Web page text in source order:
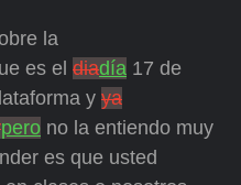
la
es el diadía 17 de
y ya
pero no la entiendo muy
es que usted